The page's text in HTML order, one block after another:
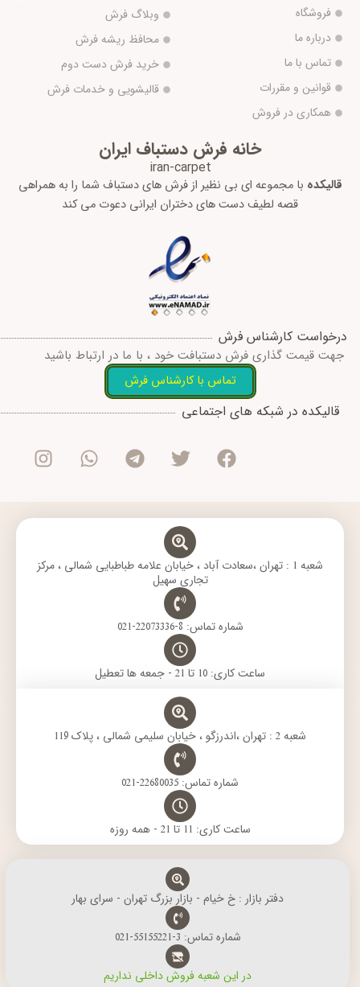
فروشگاه
درباره ما
تماس با ما
قوانین و مقررات
همکاری در فروش
وبلاگ فرش
محافظ ریشه فرش
خرید فرش دست دوم
قالیشویی و خدمات فرش
خانه فرش دستباف ایران
iran-carpet
قالیکده با مجموعه ای بی نظیر از فرش های دستباف شما را به همراهی
قصه لطیف دست های دختران ایرانی دعوت می کند
درخواست کارشناس فرش
جهت قیمت گذاری فرش دستبافت خود ، با ما در ارتباط باشید
تماس با کارشناس فرش
قالیکده در شبکه های اجتماعی
F
c
e
o
T
i
t
e
r
T
l
e
r
W
a
t
a
I
s
t
g
m
شعبه 1 : تهران ،سعادت آباد ، خیابان علامه طباطبایی شمالی ، مرکز
تجاری سهیل
شماره تماس: 8-22073336-021
ساعت کاری: 10 تا 21 - جمعه ها تعطیل
شعبه 2 : تهران ،اندرزگو ، خیابان سلیمی شمالی ، پلاک 119
شماره تماس: 22680035-021
ساعت کاری: 11 تا 21 - همه روزه
دفتر بازار : خ خیام - بازار بزرگ تهران - سرای بهار
شماره تماس: 3-55155221-021
در این شعبه فروش داخلی نداریم